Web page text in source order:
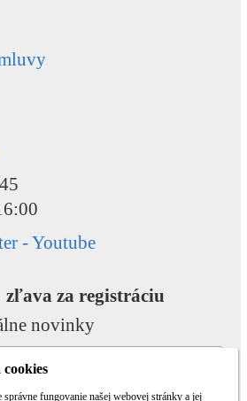
- Youtube
zľava za registráciu
novinky
fungovanie našej webovej stránky a jej